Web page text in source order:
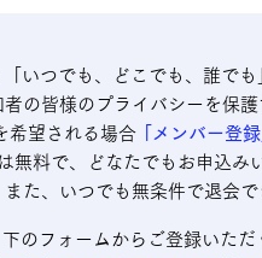
「いつでも、どこでも、誰でも
者の皆様のプライバシーを保
希望される場合「​メンバー登録
無料で、どなたでもお申込み
また、いつでも無条件で退会で
下のフォームからご登録いただ